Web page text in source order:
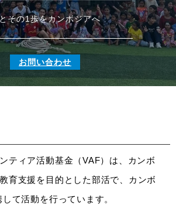
その1歩をカンボジアへ
お問い合わせ
ティア活動基金（VAF）は、カンボ
育支援を目的とした部活で、カンボ
て活動を行っています。